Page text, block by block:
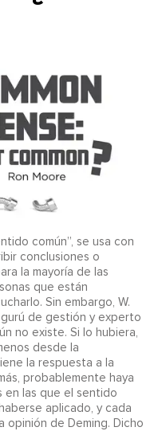
común”, se usa con
conclusiones o
la mayoría de las
que están
Sin embargo, W.
de gestión y experto
no existe. Si lo hubiera,
desde la
la respuesta a la
probablemente haya
en las que el sentido
aplicado, y cada
opinión de Deming. Dicho